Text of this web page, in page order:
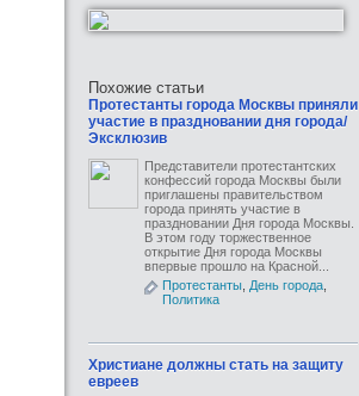
Похожие статьи
Протестанты города Москвы приняли
участие в праздновании дня города/
Эксклюзив
Представители протестантских
конфессий города Москвы были
приглашены правительством
города принять участие в
праздновании Дня города Москвы.
В этом году торжественное
открытие Дня города Москвы
впервые прошло на Красной...
Протестанты День города
Политика
Христиане должны стать на защиту
евреев